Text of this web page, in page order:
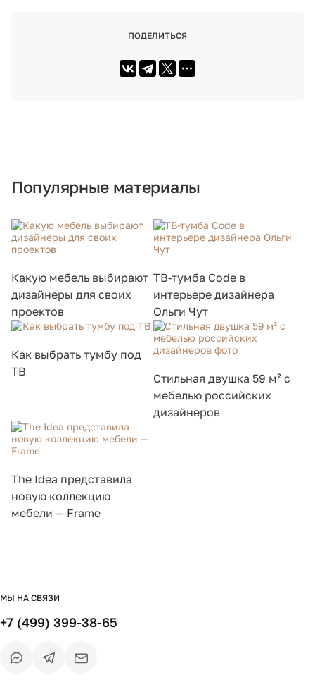
ПОДЕЛИТЬСЯ
Популярные материалы
Какую мебель выбирают
дизайнеры для своих
проектов
ТВ-тумба Code в
интерьере дизайнера
Ольги Чут
Как выбрать тумбу под
ТВ
Стильная двушка 59 м² с
мебелью российских
дизайнеров
The Idea представила
новую коллекцию
мебели — Frame
МЫ НА СВЯЗИ
+7 (499) 399-38-65